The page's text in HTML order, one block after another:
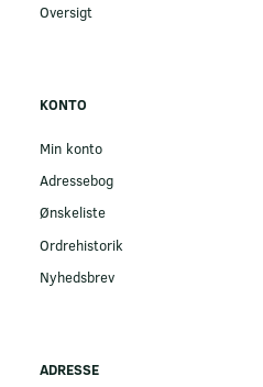
Oversigt
KONTO
Min konto
Adressebog
Ønskeliste
Ordrehistorik
Nyhedsbrev
ADRESSE